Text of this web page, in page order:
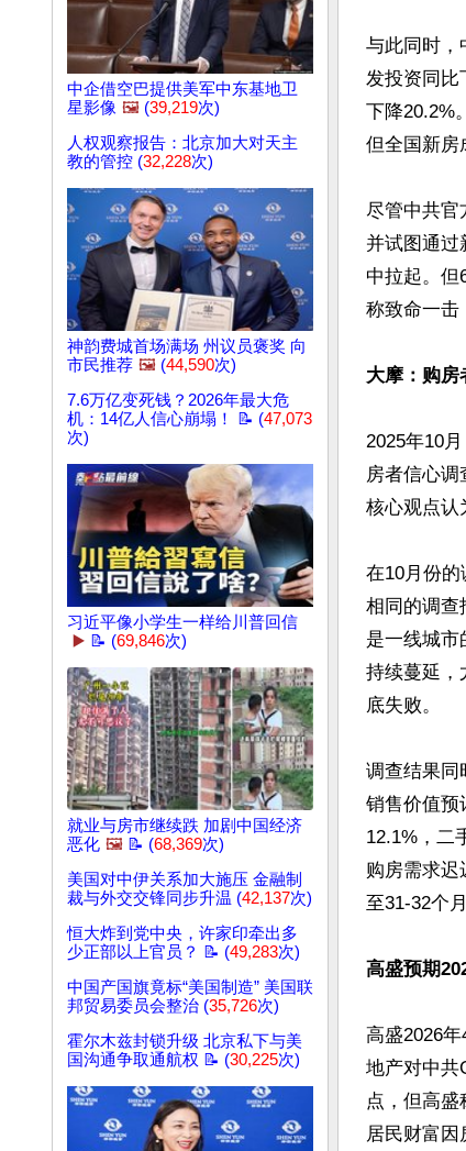
中企借空巴提供美军中东基地卫
星影像 🖼️ (39,219次)
人权观察报告：北京加大对天主
教的管控 (32,228次)
神韵费城首场满场 州议员褒奖 向
市民推荐 🖼️ (44,590次)
7.6万亿变死钱？2026年最大危
机：14亿人信心崩塌！ 📝 (47,073
次)
习近平像小学生一样给川普回信
▶️ 📝 (69,846次)
就业与房市继续跌 加剧中国经济
恶化 🖼️ 📝 (68,369次)
美国对中伊关系加大施压 金融制
裁与外交交锋同步升温 (42,137次)
恒大炸到党中央，许家印牵出多
少正部以上官员？ 📝 (49,283次)
中国产国旗竟标“美国制造” 美国联
邦贸易委员会整治 (35,726次)
霍尔木兹封锁升级 北京私下与美
国沟通争取通航权 📝 (30,225次)
与此同时
发投资同比
下降20.2%
但全国新房
尽管中共官
并试图通过
中拉起。但
称致命一击
大摩：购房
2025年10
房者信心调
核心观点认
在10月份
相同的调查
是一线城市
持续蔓延，
底失败。
调查结果同
销售价值预
12.1%，二
购房需求迟
至31-32个
高盛预期
高盛2026
地产对中共
点，但高盛
居民财富